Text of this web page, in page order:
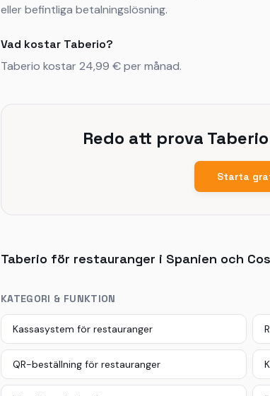
eller befintliga betalningslösning.
Vad kostar Taberio?
Taberio kostar 24,99 € per månad.
Redo att prova
Starta
Taberio för restauranger i Spanien och
KATEGORI & FUNKTION
Kassasystem för restauranger
QR-beställning för restauranger